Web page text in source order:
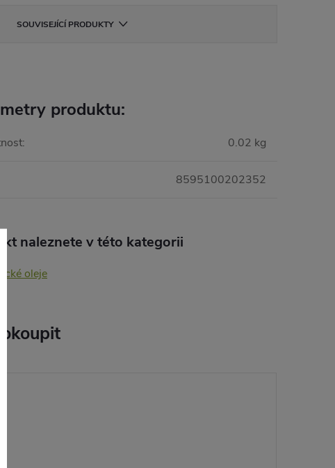
SOUVISEJÍCÍ PRODUKTY
produktu:
: 0.02 kg
8595100202352
naleznete v této kategorii
oleje